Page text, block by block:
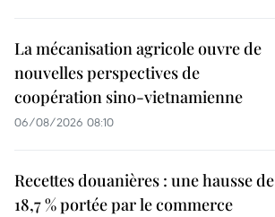
La mécanisation agricole ouvre de
nouvelles perspectives de
coopération sino-vietnamienne
06/08/2026 08:10
Recettes douanières : une hausse de
18,7 % portée par le commerce